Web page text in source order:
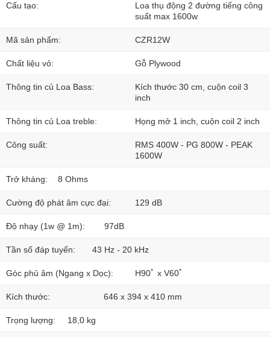
Cấu tạo:
Loa thụ động 2 đường tiếng công
suất max 1600w
Mã sản phẩm: CZR12W
Chất liệu vỏ: Gỗ Plywood
Thông tin củ Loa Bass:
Kích thước 30 cm, cuộn coil 3
inch
Thông tin củ Loa treble: Họng mở 1 inch, cuộn coil 2 inch
Công suất:
RMS 400W - PG 800W - PEAK
1600W
Trở kháng: 8 Ohms
Cường độ phát âm cực đại: 129 dB
Độ nhạy (1w @ 1m): 97dB
Tần số đáp tuyến: 43 Hz - 20 kHz
Góc phủ âm (Ngang x Dọc): H90ﾟ x V60ﾟ
Kích thước: 646 x 394 x 410 mm
Trọng lượng: 18,0 kg